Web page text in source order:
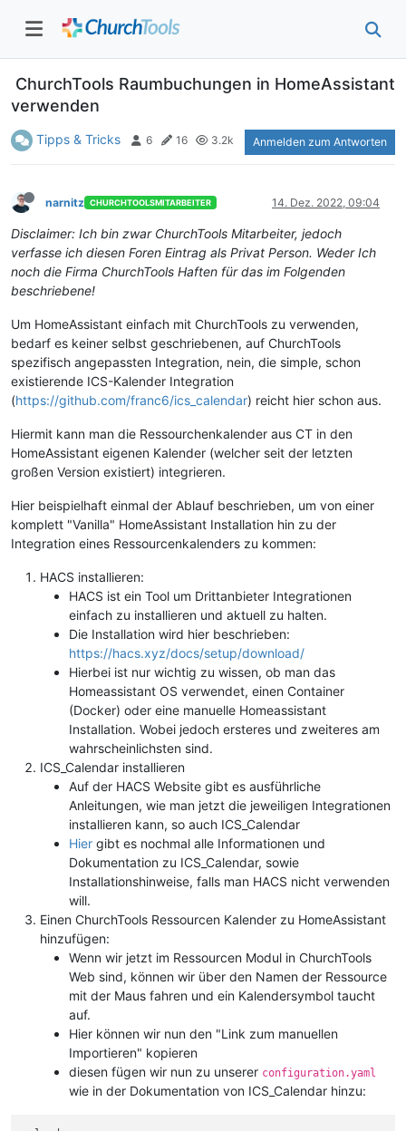
ChurchTools Raumbuchungen in HomeAssistant
verwenden
Tipps & Tricks 6 16 3.2k Anmelden zum Antworten
narnitz CHURCHTOOLSMITARBEITER 14. Dez. 2022, 09:04
Disclaimer: Ich bin zwar ChurchTools Mitarbeiter, jedoch
verfasse ich diesen Foren Eintrag als Privat Person. Weder Ich
noch die Firma ChurchTools Haften für das im Folgenden
beschriebene!
Um HomeAssistant einfach mit ChurchTools zu verwenden,
bedarf es keiner selbst geschriebenen, auf ChurchTools
spezifisch angepassten Integration, nein, die simple, schon
existierende ICS-Kalender Integration
(https://github.com/franc6/ics_calendar) reicht hier schon aus.
Hiermit kann man die Ressourchenkalender aus CT in den
HomeAssistant eigenen Kalender (welcher seit der letzten
großen Version existiert) integrieren.
Hier beispielhaft einmal der Ablauf beschrieben, um von einer
komplett "Vanilla" HomeAssistant Installation hin zu der
Integration eines Ressourcenkalenders zu kommen:
HACS installieren:
HACS ist ein Tool um Drittanbieter Integrationen
einfach zu installieren und aktuell zu halten.
Die Installation wird hier beschrieben:
https://hacs.xyz/docs/setup/download/
Hierbei ist nur wichtig zu wissen, ob man das
Homeassistant OS verwendet, einen Container
(Docker) oder eine manuelle Homeassistant
Installation. Wobei jedoch ersteres und zweiteres am
wahrscheinlichsten sind.
ICS_Calendar installieren
Auf der HACS Website gibt es ausführliche
Anleitungen, wie man jetzt die jeweiligen Integrationen
installieren kann, so auch ICS_Calendar
Hier gibt es nochmal alle Informationen und
Dokumentation zu ICS_Calendar, sowie
Installationshinweise, falls man HACS nicht verwenden
will.
Einen ChurchTools Ressourcen Kalender zu HomeAssistant
hinzufügen:
Wenn wir jetzt im Ressourcen Modul in ChurchTools
Web sind, können wir über den Namen der Ressource
mit der Maus fahren und ein Kalendersymbol taucht
auf.
Hier können wir nun den "Link zum manuellen
Importieren" kopieren
diesen fügen wir nun zu unserer configuration.yaml
wie in der Dokumentation von ICS_Calendar hinzu: